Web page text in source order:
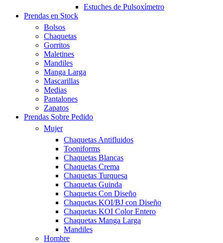
Estuches de Pulsoxímetro
Prendas en Stock
Bolsos
Chaquetas
Gorritos
Maletines
Mandiles
Manga Larga
Mascarillas
Medias
Pantalones
Zapatos
Prendas Sobre Pedido
Mujer
Chaquetas Antifluidos
Tooniforms
Chaquetas Blancas
Chaquetas Crema
Chaquetas Turquesa
Chaquetas Guinda
Chaquetas Con Diseño
Chaquetas KOI/BJ con Diseño
Chaquetas KOI Color Entero
Chaquetas Manga Larga
Mandiles
Hombre